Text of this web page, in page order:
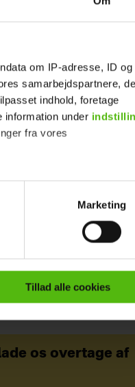
om IP-adresse, ID og
samarbejdspartnere,
indhold, foretage
information under
fra vores
journalistisk indhold til
Vi indsamler
Marketing
Tillad alle cookies
vi
os overtage af